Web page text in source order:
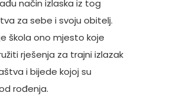
način izlaska iz tog
za sebe i svoju obitelj.
škola ono mjesto koje
rješenja za trajni izlazak
i bijede kojoj su
rođenja.